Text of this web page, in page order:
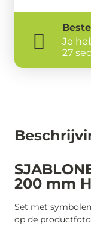
200 mm
Set met
op de
Je
27